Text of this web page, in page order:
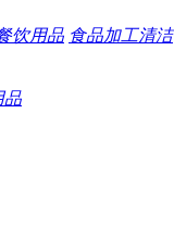
饮用品 食品加工清洁
品